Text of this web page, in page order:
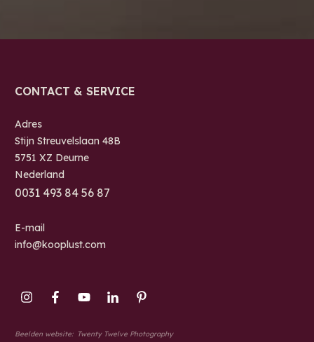
CONTACT & SERVICE
Adres
Stijn Streuvelslaan 48B
5751 XZ Deurne
Nederland
0031 493 84 56 87
E-mail
info@kooplust.com
Beelden website: Twenty Twelve Photography